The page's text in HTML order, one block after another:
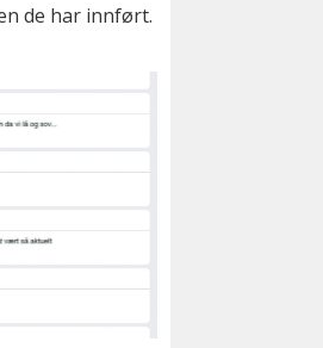
de har innført.